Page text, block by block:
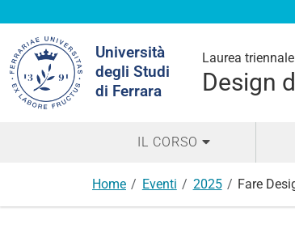
Università
degli Studi
di Ferrara
Laurea triennale
Design
nel
sito
IL CORSO
Home Eventi 2025 Fare